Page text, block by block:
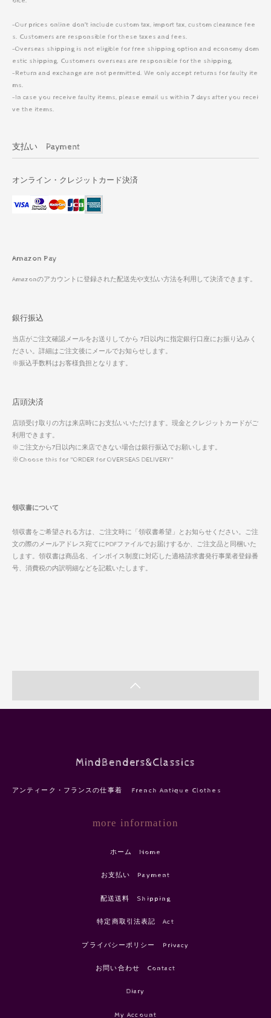
-Our prices online don’t include custom tax, import tax, custom clearance fee
s. Customers are responsible for these taxes and fees.
-Overseas shipping is not eligible for free shipping option and economy dom
estic shipping. Customers overseas are responsible for the shipping.
-Return and exchange are not permitted. We only accept returns for faulty ite
ms.
-In case you receive faulty items, please email us within 7 days after you recei
ve the items.
支払い Payment
オンライン・クレジットカード決済
Amazon Pay
Amazonのアカウントに登録された配送先や支払い方法を利用して決済できます。
銀行振込
当店がご注文確認メールをお送りしてから 7日以内に指定銀行口座にお振り込みく
ださい。詳細はご注文後にメールでお知らせします。
※振込手数料はお客様負担となります。
店頭決済
店頭受け取りの方は来店時にお支払いいただけます。現金とクレジットカードがご
利用できます。
※ご注文から7日以内に来店できない場合は銀行振込でお願いします。
※Choose this for "ORDER for OVERSEAS DELIVERY"
領収書について
領収書をご希望される方は、ご注文時に「領収書希望」とお知らせください。ご注
文の際のメールアドレス宛てにPDFファイルでお届けするか、ご注文品と同梱いた
します。領収書は商品名、インボイス制度に対応した適格請求書発行事業者登録番
号、消費税の内訳明細などを記載いたします。
MindBenders&Classics
アンティーク・フランスの仕事着 French Antique Clothes
more information
ホーム Home
お支払い Payment
配送送料 Shipping
特定商取引法表記 Act
プライバシーポリシー Privacy
お問い合わせ Contact
Diary
My Account